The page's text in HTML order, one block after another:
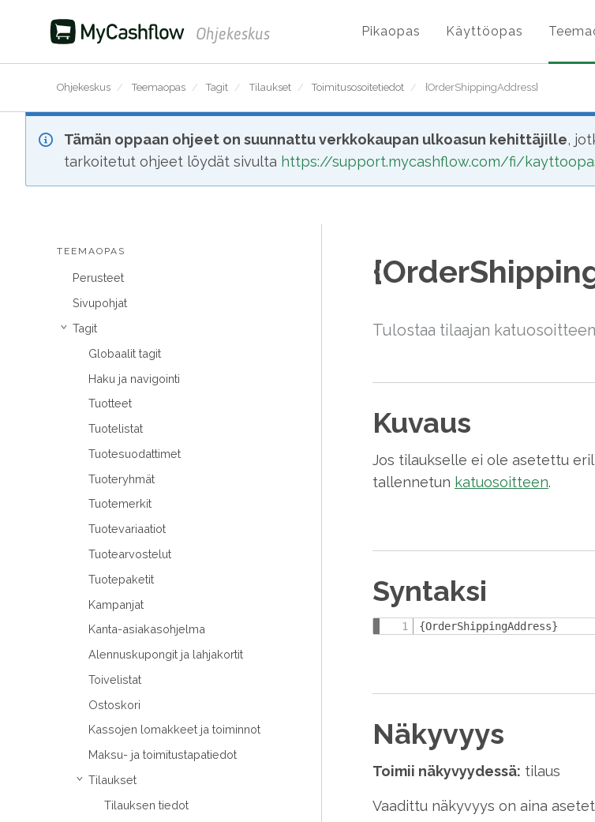
Ohjekeskus Pikaopas Käyttöopas
Ohjekeskus / Teemaopas / Tagit / Tilaukset / Toimitusosoitetiedot / {OrderShippingAddress}
Tämän oppaan ohjeet on suunnattu verkkokaupan ulkoasun kehittäjille,
tarkoitetut ohjeet löydät sivulta https://support.mycashflow.com/fi/
TEEMAOPAS
Perusteet
Sivupohjat
› Tagit
Globaalit tagit
Haku ja navigointi
Tuotteet
Tuotelistat
Tuotesuodattimet
Tuoteryhmät
Tuotemerkit
Tuotevariaatiot
Tuotearvostelut
Tuotepaketit
Kampanjat
Kanta-asiakasohjelma
Alennuskupongit ja lahjakortit
Toivelistat
Ostoskori
Kassojen lomakkeet ja toiminnot
Maksu- ja toimitustapatiedot
› Tilaukset
Tilauksen tiedot
Tulostaa tilaajan
Kuvaus
Jos tilaukselle ei ole asetettu
tallennetun katuosoitteen.
Syntaksi
{OrderShippingAddress}
Näkyvyys
Toimii näkyvyydessä: tilaus
Vaadittu näkyvyys on aina